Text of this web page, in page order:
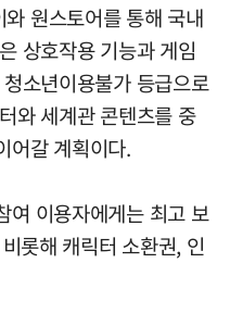
원스토어를 통해 국내
상호작용 기능과 게임
소년이용불가 등급으로
와 세계관 콘텐츠를 중
어갈 계획이다.
여 이용자에게는 최고 보
롯해 캐릭터 소환권, 인